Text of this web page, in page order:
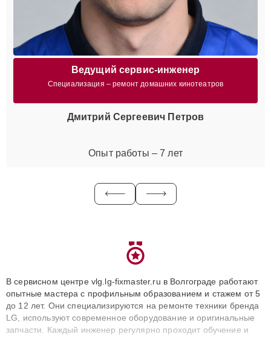
Ведущий сервис-инженер
Специализация – ремонт домашних кинотеатров
Дмитрий Сергеевич Петров
Опыт работы – 7 лет
В сервисном центре vlg.lg-fixmaster.ru в Волгограде работают
опытные мастера с профильным образованием и стажем от 5
до 12 лет. Они специализируются на ремонте техники бренда
LG, используют современное оборудование и оригинальные
запчасти. Каждый инженер регулярно проходит обучение и